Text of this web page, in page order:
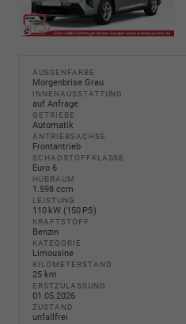
AUSSENFARBE
Morgenbrise Grau
INNENAUSSTATTUNG
auf Anfrage
GETRIEBE
Automatik
ANTRIEBSACHSE
Frontantrieb
SCHADSTOFFKLASSE
Euro 6
HUBRAUM
1.598 ccm
LEISTUNG
110 kW (150 PS)
KRAFTSTOFF
Benzin
KATEGORIE
Limousine
KILOMETERSTAND
25 km
ERSTZULASSUNG
01.05.2026
ZUSTAND
unfallfrei